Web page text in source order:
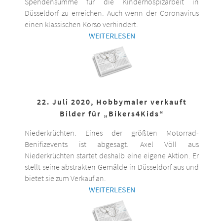
Düsseldorf zu erreichen. Auch wenn der Coronavirus
einen klassischen Korso verhindert.
WEITERLESEN
22. Juli 2020, Hobbymaler verkauft
Bilder für „Bikers4Kids“
Niederkrüchten. Eines der größten Motorrad-
Benifizevents ist abgesagt. Axel Völl aus
Niederkrüchten startet deshalb eine eigene Aktion. Er
stellt seine abstrakten Gemälde in Düsseldorf aus und
bietet sie zum Verkauf an.
WEITERLESEN